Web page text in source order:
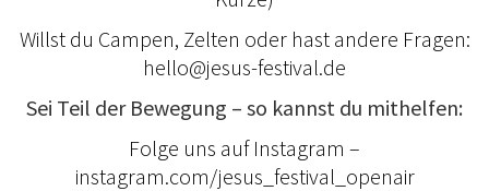
Willst du Campen, Zelten oder hast andere Fragen:
hello@jesus-festival.de
Sei Teil der Bewegung – so kannst du mithelfen:
Folge uns auf Instagram –
instagram.com/jesus_festival_openair